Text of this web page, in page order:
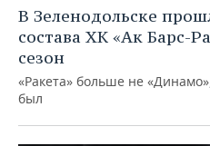
В Зеленодольске
состава ХК «Ак Барс-
сезон
«Ракета» больше не
был